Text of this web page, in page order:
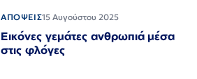
ΑΠΟΨΕΙΣ15 Αυγούστου 2025
Εικόνες γεμάτες ανθρωπιά μέσα
στις φλόγες